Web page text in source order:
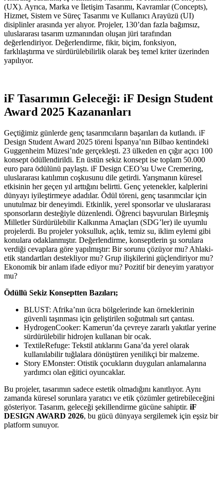
(UX). Ayrıca, Marka ve İletişim Tasarımı, Kavramlar (Concepts),
Hizmet, Sistem ve Süreç Tasarımı ve Kullanıcı Arayüzü (UI)
disiplinler arasında yer alıyor. Projeler, 130’dan fazla bağımsız,
uluslararası tasarım uzmanından oluşan jüri tarafından
değerlendiriyor. Değerlendirme, fikir, biçim, fonksiyon,
farklılaştırma ve sürdürülebilirlik olarak beş temel kriter üzerinden
yapılıyor.
iF Tasarımın Geleceği: iF Design Student
Award 2025 Kazananları
Geçtiğimiz günlerde genç tasarımcıların başarıları da kutlandı. iF
Design Student Award 2025 töreni İspanya’nın Bilbao kentindeki
Guggenheim Müzesi’nde gerçekleşti. 23 ülkeden en çığır açıcı 100
konsept ödüllendirildi. En üstün sekiz konsept ise toplam 50.000
euro para ödülünü paylaştı. iF Design CEO’su Uwe Cremering,
uluslararası katılımın coşkusunu dile getirdi. Yarışmanın küresel
etkisinin her geçen yıl arttığını belirtti. Genç yetenekler, kalplerini
dünyayı iyileştirmeye adadılar. Ödül töreni, genç tasarımcılar için
unutulmaz bir deneyimdi. Etkinlik, yerel sponsorlar ve uluslararası
sponsorların desteğiyle düzenlendi. Öğrenci başvuruları Birleşmiş
Milletler Sürdürülebilir Kalkınma Amaçları (SDG’ler) ile uyumlu
projelerdi. Bu projeler yoksulluk, açlık, temiz su, iklim eylemi gibi
konulara odaklanmıştır. Değerlendirme, konseptlerin şu sorulara
verdiği cevaplara göre yapılmıştır: Bir sorunu çözüyor mu? Ahlaki-
etik standartları destekliyor mu? Grup ilişkilerini güçlendiriyor mu?
Ekonomik bir anlam ifade ediyor mu? Pozitif bir deneyim yaratıyor
mu?
Ödüllü Sekiz Konseptten Bazıları;
BLUST: Afrika’nın ücra bölgelerinde kan örneklerinin
güvenli taşınması için geliştirilen soğutmalı sırt çantası.
HydrogenCooker: Kamerun’da çevreye zararlı yakıtlar yerine
sürdürülebilir hidrojen kullanan bir ocak.
TextileRefuge: Tekstil atıklarını Gana’da yerel olarak
kullanılabilir tuğlalara dönüştüren yenilikçi bir malzeme.
Story EMonster: Otistik çocukların duyguları anlamalarına
yardımcı olan eğitici oyuncaklar.
Bu projeler, tasarımın sadece estetik olmadığını kanıtlıyor. Aynı
zamanda küresel sorunlara yaratıcı ve etik çözümler getirebileceğini
gösteriyor. Tasarım, geleceği şekillendirme gücüne sahiptir. iF
DESIGN AWARD 2026, bu gücü dünyaya sergilemek için eşsiz bir
platform sunuyor.